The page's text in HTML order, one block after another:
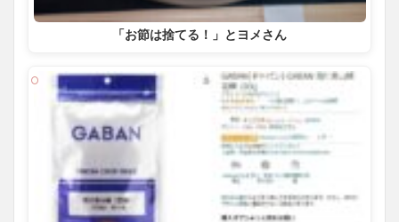
「お節は捨てる！」とヨメさん